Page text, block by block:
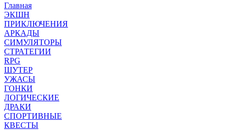
Главная
ЭКШН
ПРИКЛЮЧЕНИЯ
АРКАДЫ
СИМУЛЯТОРЫ
СТРАТЕГИИ
RPG
ШУТЕР
УЖАСЫ
ГОНКИ
ЛОГИЧЕСКИЕ
ДРАКИ
СПОРТИВНЫЕ
КВЕСТЫ